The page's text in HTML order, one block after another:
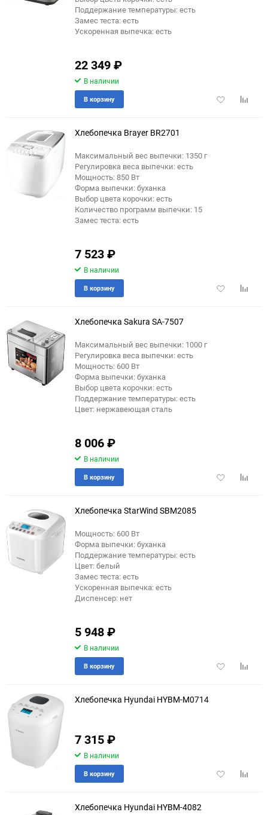
Поддержание температуры: есть
Замес теста: есть
Ускоренная выпечка: есть
22 349₽
В наличии
Добавить
В корзину
Хлебопечка Brayer BR2701
Максимальный вес выпечки: 1350 г
Регулировка веса выпечки: есть
Мощность: 850 Вт
Форма выпечки: буханка
Выбор цвета корочки: есть
Количество программ выпечки: 15
Замес теста: есть
7 523₽
В наличии
Добавить
В корзину
Хлебопечка Sakura SA-7507
Максимальный вес выпечки: 1000 г
Регулировка веса выпечки: есть
Мощность: 600 Вт
Форма выпечки: буханка
Выбор цвета корочки: есть
Поддержание температуры: есть
Цвет: нержавеющая сталь
8 006₽
В наличии
Добавить
В корзину
Хлебопечка StarWind SBM2085
Мощность: 600 Вт
Форма выпечки: буханка
Поддержание температуры: есть
Цвет: белый
Замес теста: есть
Ускоренная выпечка: есть
Диспенсер: нет
5 948₽
В наличии
Добавить
В корзину
Хлебопечка Hyundai HYBM-M0714
7 315₽
В наличии
Добавить
В корзину
Хлебопечка Hyundai HYBM-4082